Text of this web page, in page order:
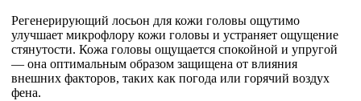
Регенерирующий лосьон для кожи головы ощутимо
улучшает микрофлору кожи головы и устраняет ощущение
стянутости. Кожа головы ощущается спокойной и упругой
— она оптимальным образом защищена от влияния
внешних факторов, таких как погода или горячий воздух
фена.